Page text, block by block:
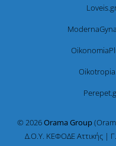
© 2026Orama Group
Δ.Ο.Υ. ΚΕΦΟΔΕ Αττικής |